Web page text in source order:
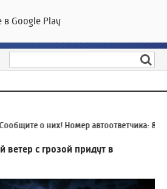
ГТРК «Ивтелерадио»
о них! Номер автоответчика:8
ветер с грозой придут в
Google Play